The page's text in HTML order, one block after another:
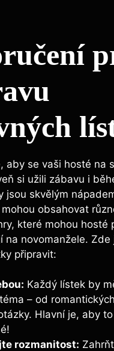
aby ‍se vaši hosté na
si​ užili zábavu i⁣
jsou skvělým
obsahovat
které mohou hosté
na ​novomanžele. Zde
připravit:
Každý lístek by
– od
Hlavní je, aby
rozmanitost: